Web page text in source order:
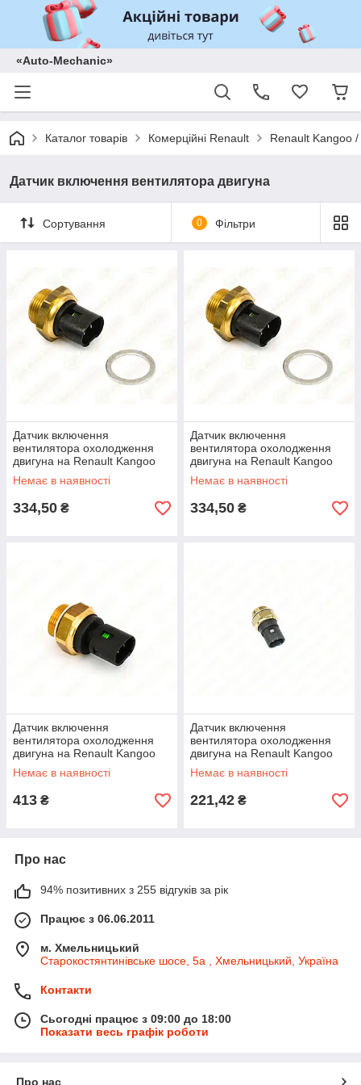
«Auto-Mechanic»
Каталог товарів Комерційні Renault Renault Kangoo
Датчик включення вентилятора двигуна
Сортування 0 Фільтри
Датчик включення
вентилятора охолодження
двигуна на Renault Kangoo
1997->2008 — Vernet -
TS1292
Немає в наявності
334,50 ₴
Датчик включення
вентилятора охолодження
двигуна на Renault Kangoo
1997->2008 — Vernet -
TS1292
Немає в наявності
334,50 ₴
Датчик включення
вентилятора охолодження
двигуна на Renault Kangoo
1997->2008 — EPS - 1850128
Немає в наявності
413 ₴
Датчик включення
вентилятора охолодження
двигуна на Renault Kangoo
1997->2008 - FAE - FAE37250
Немає в наявності
221,42 ₴
Про нас
94% позитивних з 255 відгуків за рік
Працює з 06.06.2011
м. Хмельницький
Старокостянтинівське шосе, 5а , Хмельницький, Україна
Контакти
Сьогодні працює з 09:00 до 18:00
Показати весь графік роботи
Про нас